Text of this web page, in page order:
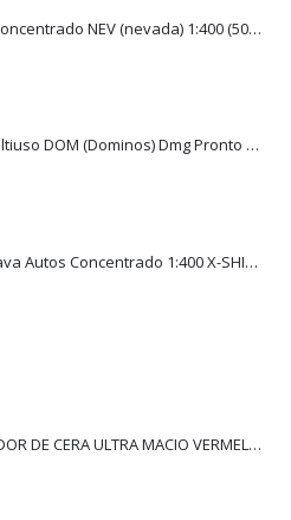
Lava Autos Concentrado NEV (nevada) 1:400 (500ml)
Limpador Multiuso DOM (Dominos) Dmg Pronto P/Uso (500ml)
Mais Neve Lava Autos Concentrado 1:400 X-SHINE 5Litros
DMG APLICADOR DE CERA ULTRA MACIO VERMELHO l